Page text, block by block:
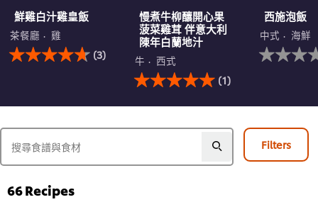
鮮雞白汁雞皇飯
茶餐廳
雞
此
鮮
雞
的
评
分
(3)
慢煮牛柳釀開心果
菠菜雞茸 伴意大利
陳年白蘭地汁
牛
西式
此
慢
牛
(1)
西施泡飯
中式
海鮮
没
有
recipe
评
级
Filters
66Recipes